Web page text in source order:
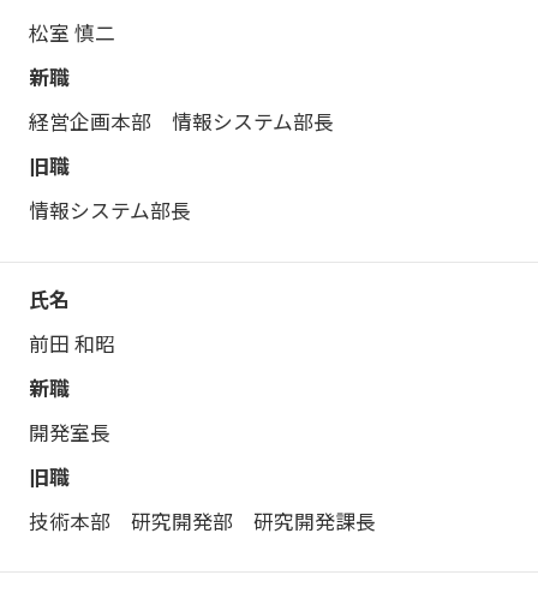
松室 慎二
経営企画本部 情報システム部長
情報システム部長
前田 和昭
開発室長
技術本部 研究開発部 研究開発課長